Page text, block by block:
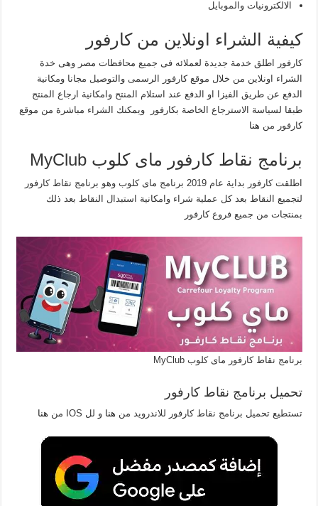
الالكترونيات والموبايل
كيفية الشراء اونلاين من كارفور
كارفور اطلق خدمة جديدة لعملائه فى جميع محافظات مصر وهى خدة
الشراء اونلاين من خلال موقع كارفور الرسمى والتوصيل مجانا ومكانية
الدفع عن طريق الفيزا او الدفع عند استلام المنتح وامكانية ارجاع المنتج
طبقا لسياسة الاسترجاع الخاصة بكارفور ويمكنك الشراء مباشرة من موقع
كارفور من هنا
برنامج نقاط كارفور ماى كلوب MyClub
اطلقت كارفور بداية عام 2019 برنامج ماى كلوب وهو برنامج نقاط كارفور
لتجميع النقاط بعد كل عملية شراء وامكانية استبدال النقاط بعد ذلك
بمنتجات من جميع فروع كارفور
برنامج نقاط كارفور ماى كلوب MyClub
تحميل برنامج نقاط كارفور
تستطيع تحميل برنامج نقاط كارفور للاندرويد من هناو لل IOS من هنا